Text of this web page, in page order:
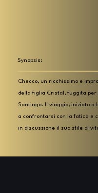
Synopsis:
Checco, un ricchissimo e
della figlia Cristal, fuggita per
Santiago. Il viaggio, iniziato a
a confrontarsi con la fatica e
in discussione il suo stile di